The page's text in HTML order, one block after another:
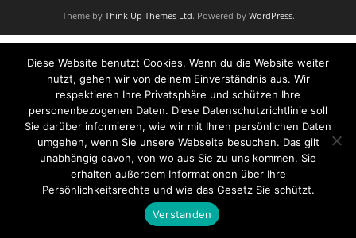
Theme by Think Up Themes Ltd. Powered by WordPress.
Diese Website benutzt Cookies. Wenn du die Website weiter
nutzt, gehen wir von deinem Einverständnis aus. Wir
respektieren Ihre Privatsphäre und schützen Ihre
personenbezogenen Daten. Diese Datenschutzrichtlinie soll
Sie darüber informieren, wie wir mit Ihren persönlichen Daten
umgehen, wenn Sie unsere Webseite besuchen. Das gilt
unabhängig davon, von wo aus Sie zu uns kommen. Sie
erhalten außerdem Informationen über Ihre
Persönlichkeitsrechte und wie das Gesetz Sie schützt.
Verstanden